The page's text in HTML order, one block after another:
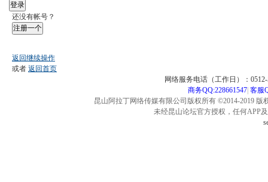
登录
还没有帐号？
注册一个
返回继续操作
或者 返回首页
网络服务电话（工作日）：
商务QQ:228661547| 客服
昆山阿拉丁网络传媒有限公司版权所有 ©2014-2019
未经昆山论坛官方授权，任何APP